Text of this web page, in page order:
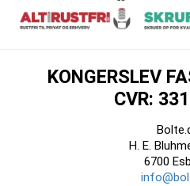
KONGERSLEV
CVR:
H. E.
6700